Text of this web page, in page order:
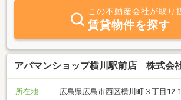
に関するアドバイスまで経験豊富なスタッフが
伝いをさせていただきます。不動産管理も行っ
室対策に関するご相談もお受けしておりますの
ださい。ご来店お待ちしております。
この不動産会社が取り
賃貸物件を探す
アパマンショップ横川駅前店 株式会
所在地
広島県広島市西区横川町３丁目12-